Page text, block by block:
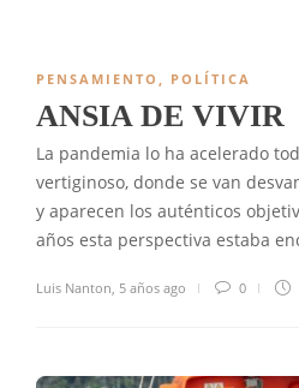
PENSAMIENTO , POLÍTICA
ANSIA DE VIVIR
La pandemia lo ha acelerado
vertiginoso, donde se van
y aparecen los auténticos
años esta perspectiva estaba
Luis Nanton, 5 años ago 0